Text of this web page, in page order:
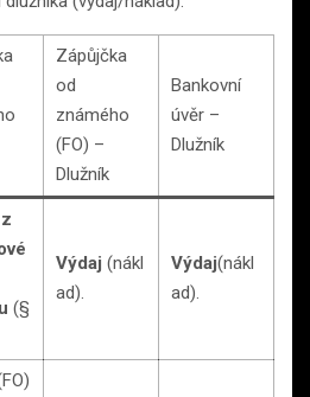
Zápůjčka
od
známého
(FO) –
Dlužník
Bankovní
úvěr –
Dlužník
(§
Výdaj (nákl
ad).
Výdaj(nákl
ad).